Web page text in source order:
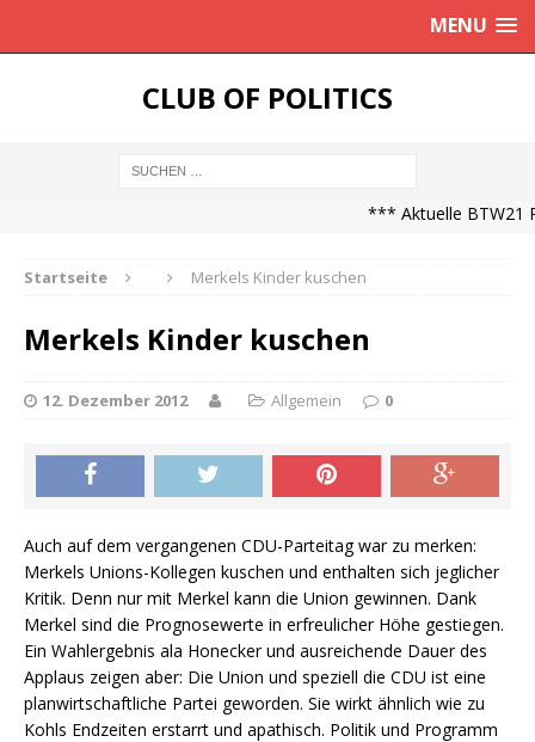
MENU
CLUB OF POLITICS
*** Aktuelle BTW21
Startseite Merkels Kinder kuschen
Merkels Kinder kuschen
12. Dezember 2012 Allgemein 0
Auch auf dem vergangenen CDU-Parteitag war zu merken:
Merkels Unions-Kollegen kuschen und enthalten sich jeglicher
Kritik. Denn nur mit Merkel kann die Union gewinnen. Dank
Merkel sind die Prognosewerte in erfreulicher Höhe gestiegen.
Ein Wahlergebnis ala Honecker und ausreichende Dauer des
Applaus zeigen aber: Die Union und speziell die CDU ist eine
planwirtschaftliche Partei geworden. Sie wirkt ähnlich wie zu
Kohls Endzeiten erstarrt und apathisch. Politik und Programm